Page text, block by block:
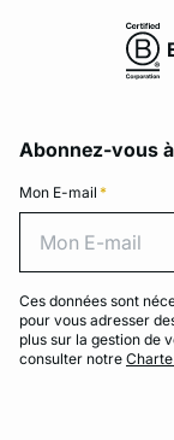
Abonnez-vous
Mon E-mail *
Ces données sont
pour vous adresser
plus sur la gestion de
consulter notre